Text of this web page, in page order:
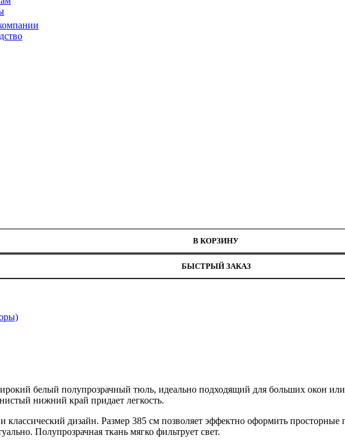
В КОРЗИНУ
БЫСТРЫЙ ЗАКАЗ
белый полупрозрачный тюль, идеально подходящий для больших окон
нижний край придает легкость.
дизайн. Размер 385 см позволяет эффектно оформить
Полупрозрачная ткань мягко фильтрует свет.